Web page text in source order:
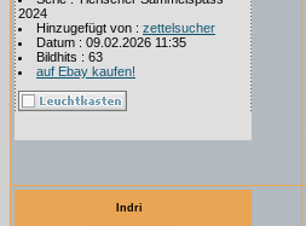
2024
Hinzugefügt von : zettelsucher
Datum : 09.02.2026 11:35
Bildhits : 63
auf Ebay kaufen!
Indri